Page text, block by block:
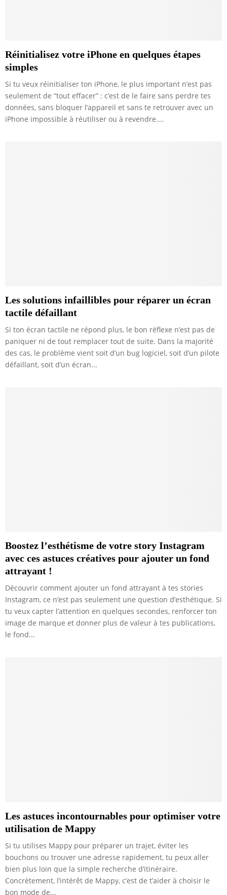
Réinitialisez votre iPhone en quelques étapes
simples
Si tu veux réinitialiser ton iPhone, le plus important n’est pas
seulement de “tout effacer” : c’est de le faire sans perdre tes
données, sans bloquer l’appareil et sans te retrouver avec un
iPhone impossible à réutiliser ou à revendre....
Les solutions infaillibles pour réparer un écran
tactile défaillant
Si ton écran tactile ne répond plus, le bon réflexe n’est pas de
paniquer ni de tout remplacer tout de suite. Dans la majorité
des cas, le problème vient soit d’un bug logiciel, soit d’un pilote
défaillant, soit d’un écran...
Boostez l’esthétisme de votre story Instagram
avec ces astuces créatives pour ajouter un fond
attrayant !
Découvrir comment ajouter un fond attrayant à tes stories
Instagram, ce n’est pas seulement une question d’esthétique. Si
tu veux capter l’attention en quelques secondes, renforcer ton
image de marque et donner plus de valeur à tes publications,
le fond...
Les astuces incontournables pour optimiser votre
utilisation de Mappy
Si tu utilises Mappy pour préparer un trajet, éviter les
bouchons ou trouver une adresse rapidement, tu peux aller
bien plus loin que la simple recherche d’itinéraire.
Concrètement, l’intérêt de Mappy, c’est de t’aider à choisir le
bon mode de...